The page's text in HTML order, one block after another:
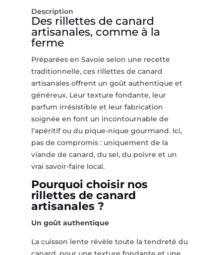
D’ALPAGE
Description
Des rillettes de canard
artisanales, comme à la
ferme
Préparées en Savoie selon une recette
traditionnelle, ces rillettes de canard
artisanales offrent un goût authentique et
généreux. Leur texture fondante, leur
parfum irrésistible et leur fabrication
soignée en font un incontournable de
l’apéritif ou du pique-nique gourmand. Ici,
pas de compromis : uniquement de la
viande de canard, du sel, du poivre et un
vrai savoir-faire local.
Pourquoi choisir nos
rillettes de canard
artisanales ?
Un goût authentique
La cuisson lente révèle toute la tendreté du